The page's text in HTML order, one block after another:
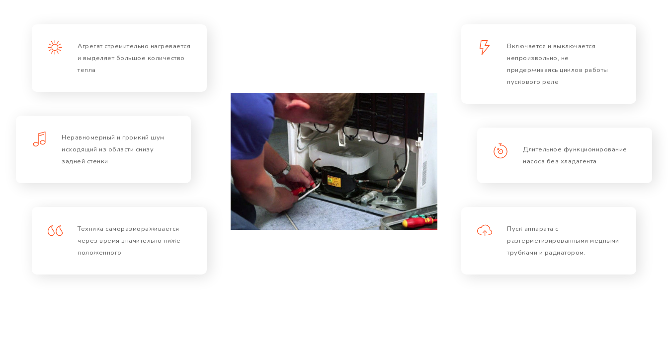
Агрегат стремительно нагревается
и выделяет большое количество
тепла
Неравномерный и громкий шум
исходящий из области снизу
задней стенки
Техника саморазмораживается
через время значительно ниже
положенного
Включается и выключается
непроизвольно, не
придерживаясь циклов работы
пускового реле
Длительное функционирование
насоса без хладагента
Пуск аппарата с
разгерметизированными медными
трубками и радиатором.